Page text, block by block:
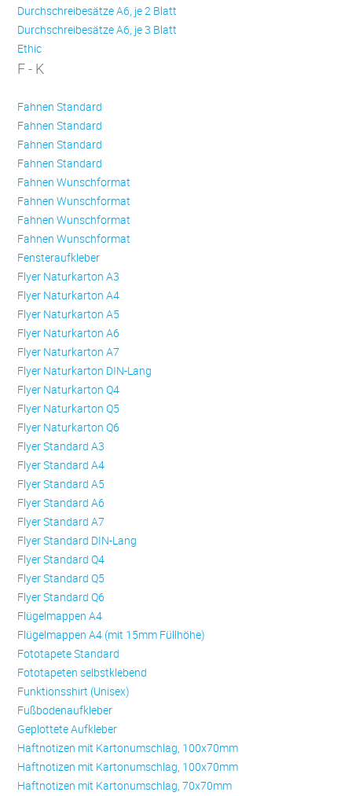
Durchschreibesätze A6, je 2 Blatt
Durchschreibesätze A6, je 3 Blatt
Ethic
F - K
Fahnen Standard
Fahnen Standard
Fahnen Standard
Fahnen Standard
Fahnen Wunschformat
Fahnen Wunschformat
Fahnen Wunschformat
Fahnen Wunschformat
Fensteraufkleber
Flyer Naturkarton A3
Flyer Naturkarton A4
Flyer Naturkarton A5
Flyer Naturkarton A6
Flyer Naturkarton A7
Flyer Naturkarton DIN-Lang
Flyer Naturkarton Q4
Flyer Naturkarton Q5
Flyer Naturkarton Q6
Flyer Standard A3
Flyer Standard A4
Flyer Standard A5
Flyer Standard A6
Flyer Standard A7
Flyer Standard DIN-Lang
Flyer Standard Q4
Flyer Standard Q5
Flyer Standard Q6
Flügelmappen A4
Flügelmappen A4 (mit 15mm Füllhöhe)
Fototapete Standard
Fototapeten selbstklebend
Funktionsshirt (Unisex)
Fußbodenaufkleber
Geplottete Aufkleber
Haftnotizen mit Kartonumschlag, 100x70mm
Haftnotizen mit Kartonumschlag, 100x70mm
Haftnotizen mit Kartonumschlag, 70x70mm